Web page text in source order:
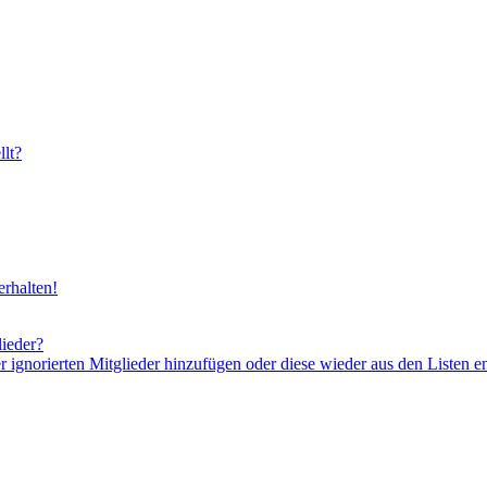
Mitglieder hinzufügen oder diese wieder aus den Listen